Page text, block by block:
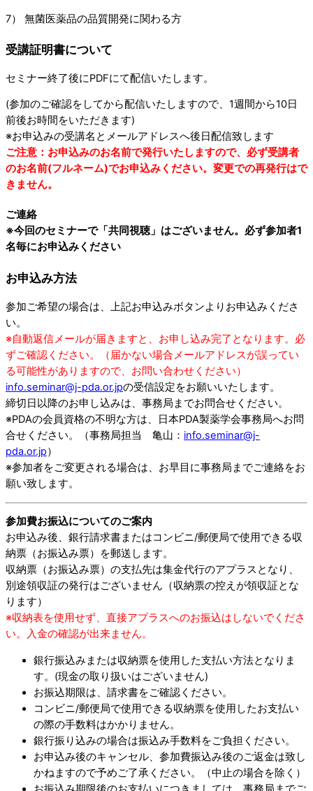
7） 無菌医薬品の品質開発に関わる方
受講証明書について
セミナー終了後にPDFにて配信いたします。
(参加のご確認をしてから配信いたしますので、1週間から10日
前後お時間をいただきます)
※お申込みの受講名とメールアドレスへ後日配信致します
ご注意：お申込みのお名前で発行いたしますので、必ず受講者
のお名前(フルネーム)でお申込みください。変更での再発行はで
きません。
ご連絡
※今回のセミナーで「共同視聴」はございません。必ず参加者1
名毎にお申込みください
お申込み方法
参加ご希望の場合は、上記お申込みボタンよりお申込みくださ
い。
※自動返信メールが届きますと、お申し込み完了となります。必
ずご確認ください。（届かない場合メールアドレスが誤ってい
る可能性がありますので、お問い合わせください）
info.seminar@j-pda.or.jpの受信設定をお願いいたします。
締切日以降のお申し込みは、事務局までお問合せください。
※PDAの会員資格の不明な方は、日本PDA製薬学会事務局へお問
合せください。（事務局担当 亀山： info.seminar@j-
pda.or.jp）
※参加者をご変更される場合は、お早目に事務局までご連絡をお
願い致します。
参加費お振込についてのご案内
お申込み後、銀行請求書またはコンビニ/郵便局で使用できる収
納票（お振込み票）を郵送します。
収納票（お振込み票）の支払先は集金代行のアプラスとなり、
別途領収証の発行はございません（収納票の控えが領収証とな
ります）
※収納表を使用せず、直接アプラスへのお振込はしないでくださ
い。入金の確認が出来ません。
銀行振込みまたは収納票を使用した支払い方法となりま
す。(現金の取り扱いはございません)
お振込期限は、請求書をご確認ください。
コンビニ/郵便局で使用できる収納票を使用したお支払い
の際の手数料はかかりません。
銀行振り込みの場合は振込み手数料をご負担ください。
お申込み後のキャンセル、参加費振込み後のご返金は致し
かねますので予めご了承ください。（中止の場合を除く）